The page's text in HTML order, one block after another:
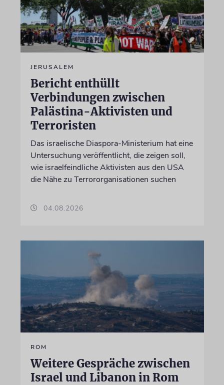
JERUSALEM
Bericht enthüllt
Verbindungen zwischen
Palästina-Aktivisten und
Terroristen
Das israelische Diaspora-Ministerium hat eine
Untersuchung veröffentlicht, die zeigen soll,
wie israelfeindliche Aktivisten aus den USA
die Nähe zu Terrororganisationen suchen
04.08.2026
ROM
Weitere Gespräche zwischen
Israel und Libanon in Rom